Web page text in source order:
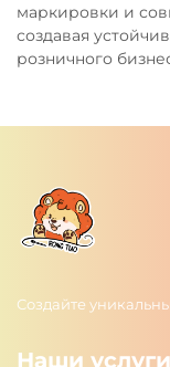
маркировки и
создавая
розничного
Создайте
Наши услуги